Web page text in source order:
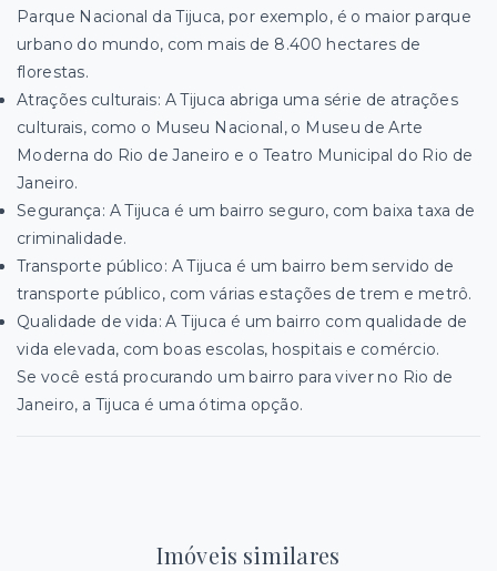
Parque Nacional da Tijuca, por exemplo, é o maior parque
urbano do mundo, com mais de 8.400 hectares de
florestas.
Atrações culturais: A Tijuca abriga uma série de atrações
culturais, como o Museu Nacional, o Museu de Arte
Moderna do Rio de Janeiro e o Teatro Municipal do Rio de
Janeiro.
Segurança: A Tijuca é um bairro seguro, com baixa taxa de
criminalidade.
Transporte público: A Tijuca é um bairro bem servido de
transporte público, com várias estações de trem e metrô.
Qualidade de vida: A Tijuca é um bairro com qualidade de
vida elevada, com boas escolas, hospitais e comércio.
Se você está procurando um bairro para viver no Rio de
Janeiro, a Tijuca é uma ótima opção.
Imóveis similares